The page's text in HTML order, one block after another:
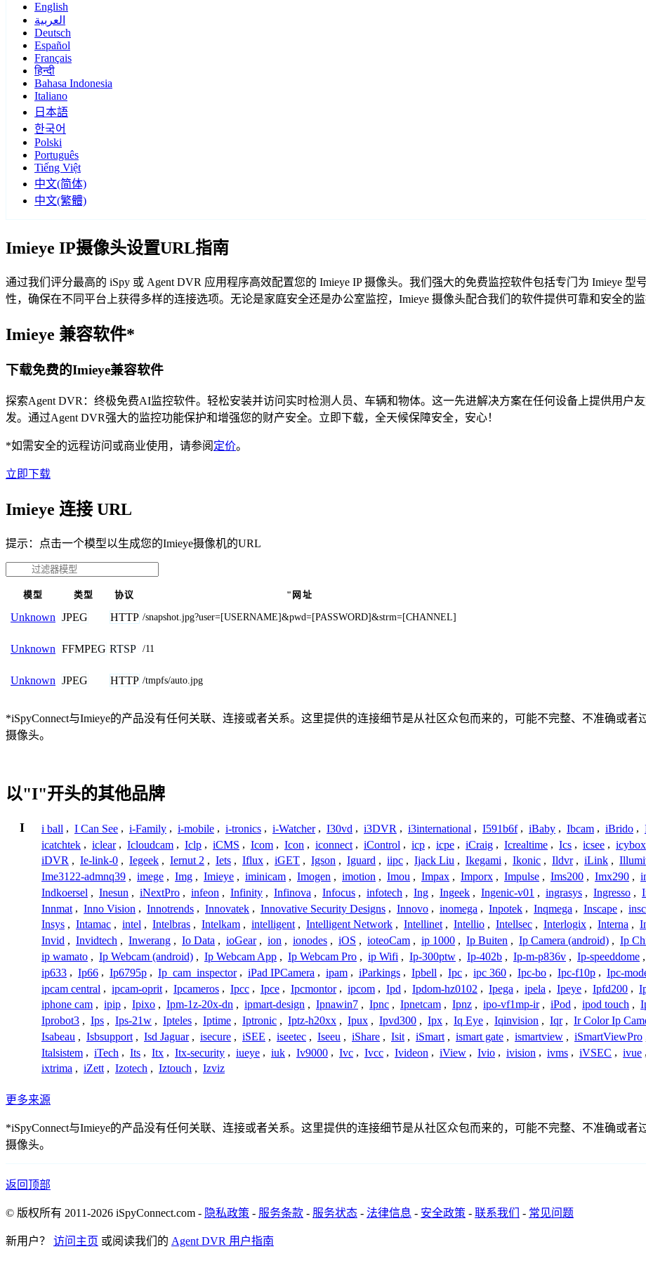
English
العربية
Deutsch
Español
Français
हिन्दी
Bahasa Indonesia
Italiano
日本語
한국어
Polski
Português
Tiếng Việt
中文(简体)
中文(繁體)
Imieye IP摄像头设置URL指南
通过我们评分最高的 iSpy 或 Agent DVR 应用程序高效配置您的 Imieye IP 摄像头。我们强大的免费监控软件包括专门为 Imieye
性，确保在不同平台上获得多样的连接选项。无论是家庭安全还是办公室监控，Imieye 摄像头配合我们的软件提供可靠和安全的监
Imieye 兼容软件*
下载免费的Imieye兼容软件
探索Agent DVR：终极免费AI监控软件。轻松安装并访问实时检测人员、车辆和物体。这一先进解决方案在任何设备上提供用户
发。通过Agent DVR强大的监控功能保护和增强您的财产安全。立即下载，全天候保障安全，安心！
*如需安全的远程访问或商业使用，请参阅 定价。
立即下载
Imieye 连接 URL
提示：点击一个模型以生成您的Imieye摄像机的URL
模型 类型 协议 "网址
Unknown JPEG HTTP /snapshot.jpg?user=[USERNAME]&pwd=[PASSWORD]&strm=[CHANNEL]
Unknown FFMPEG RTSP /11
Unknown JPEG HTTP /tmpfs/auto.jpg
*iSpyConnect与Imieye的产品没有任何关联、连接或者关系。这里提供的连接细节是从社区众包而来的，可能不完整、不准确或
摄像头。
以"I"开头的其他品牌
I i ball , I Can See , i-Family , i-mobile , i-tronics , i-Watcher , I30vd , i3DVR , i3international , I591b6f , iBaby , Ibcam , iBrido ,
icatchtek , iclear , Icloudcam , Iclp , iCMS , Icom , Icon , iconnect , iControl , icp , icpe , iCraig , Icrealtime , Ics , icsee , icybox
iDVR , Ie-link-0 , Iegeek , Iernut 2 , Iets , Iflux , iGET , Igson , Iguard , iipc , Ijack Liu , Ikegami , Ikonic , Ildvr , iLink ,
Ime3122-admnq39 , imege , Img , Imieye , iminicam , Imogen , imotion , Imou , Impax , Imporx , Impulse , Ims200 , Imx290 ,
Indkoersel , Inesun , iNextPro , infeon , Infinity , Infinova , Infocus , infotech , Ing , Ingeek , Ingenic-v01 , ingrasys , Ingresso ,
Innmat , Inno Vision , Innotrends , Innovatek , Innovative Security Designs , Innovo , inomega , Inpotek , Inqmega , Inscape ,
Insys , Intamac , intel , Intelbras , Intelkam , intelligent , Intelligent Network , Intellinet , Intellio , Intellsec , Interlogix , Interna ,
Invid , Invidtech , Inwerang , Io Data , ioGear , ion , ionodes , iOS , ioteoCam , ip 1000 , Ip Buiten , Ip Camera (android) , Ip
ip wamato , Ip Webcam (android) , Ip Webcam App , Ip Webcam Pro , ip Wifi , Ip-300ptw , Ip-402b , Ip-m-p836v , Ip-speeddome ,
ip633 , Ip66 , Ip6795p , Ip_cam_inspector , iPad IPCamera , ipam , iParkings , Ipbell , Ipc , ipc 360 , Ipc-bo , Ipc-f10p , Ipc-
ipcam central , ipcam-oprit , Ipcameros , Ipcc , Ipce , Ipcmontor , ipcom , Ipd , Ipdom-hz0102 , Ipega , ipela , Ipeye , Ipfd200 ,
iphone cam , ipip , Ipixo , Ipm-1z-20x-dn , ipmart-design , Ipnawin7 , Ipnc , Ipnetcam , Ipnz , ipo-vf1mp-ir , iPod , ipod touch ,
Iprobot3 , Ips , Ips-21w , Ipteles , Iptime , Iptronic , Iptz-h20xx , Ipux , Ipvd300 , Ipx , Iq Eye , Iqinvision , Iqr , Ir Color Ip
Isabeau , Isbsupport , Isd Jaguar , isecure , iSEE , iseetec , Iseeu , iShare , Isit , iSmart , ismart gate , ismartview , iSmartViewPro
Italsistem , iTech , Its , Itx , Itx-security , iueye , iuk , Iv9000 , Ivc , Ivcc , Ivideon , iView , Ivio , ivision , ivms , iVSEC , ivue ,
ixtrima , iZett , Izotech , Iztouch , Izviz
更多来源
*iSpyConnect与Imieye的产品没有任何关联、连接或者关系。这里提供的连接细节是从社区众包而来的，可能不完整、不准确或
摄像头。
返回顶部
© 版权所有 2011-2026 iSpyConnect.com - 隐私政策 - 服务条款 - 服务状态 - 法律信息 - 安全政策 - 联系我们 - 常见问题
新用户？ 访问主页 或阅读我们的 Agent DVR 用户指南